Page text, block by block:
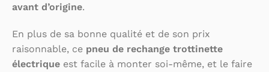
avant d’origine.
En plus de sa bonne qualité et de son prix
raisonnable, ce pneu de rechange trottinette
électrique est facile à monter soi-même, et le faire